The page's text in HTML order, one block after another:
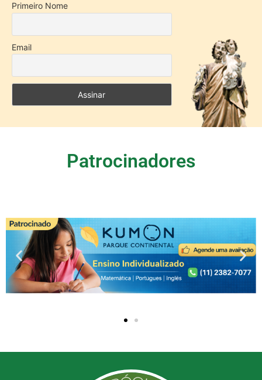
Primeiro Nome
Email
Patrocinadores